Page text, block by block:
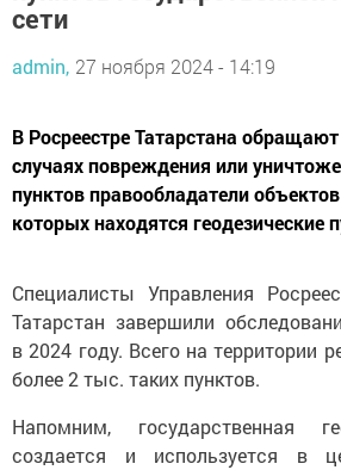
сети
admin, 27 ноября 2024 - 14:19
В Росреестре Татарстана
случаях повреждения или
пунктов правообладатели
которых находятся геодезические
Специалисты Управления
Татарстан завершили
в 2024 году. Всего на территории
более 2 тыс. таких пунктов.
Напомним, государственная
создается и используется в